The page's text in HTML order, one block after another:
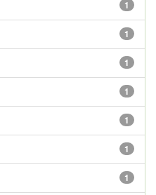
1
1
1
1
1
1
1